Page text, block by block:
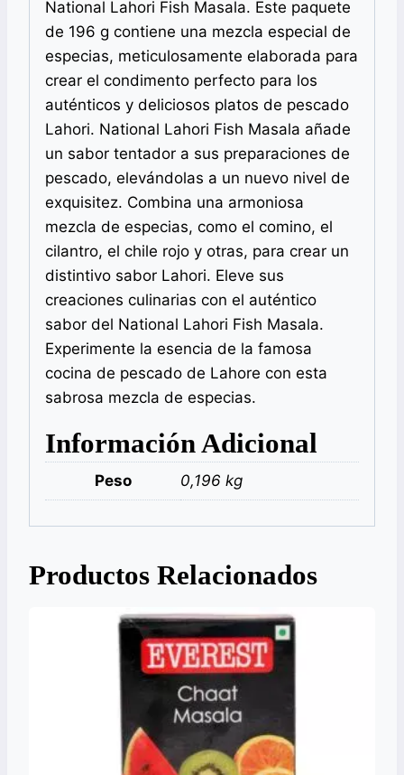
National Lahori Fish Masala. Este paquete
de 196 g contiene una mezcla especial de
especias, meticulosamente elaborada para
crear el condimento perfecto para los
auténticos y deliciosos platos de pescado
Lahori. National Lahori Fish Masala añade
un sabor tentador a sus preparaciones de
pescado, elevándolas a un nuevo nivel de
exquisitez. Combina una armoniosa
mezcla de especias, como el comino, el
cilantro, el chile rojo y otras, para crear un
distintivo sabor Lahori. Eleve sus
creaciones culinarias con el auténtico
sabor del National Lahori Fish Masala.
Experimente la esencia de la famosa
cocina de pescado de Lahore con esta
sabrosa mezcla de especias.
Información Adicional
Peso 0,196 kg
Productos Relacionados